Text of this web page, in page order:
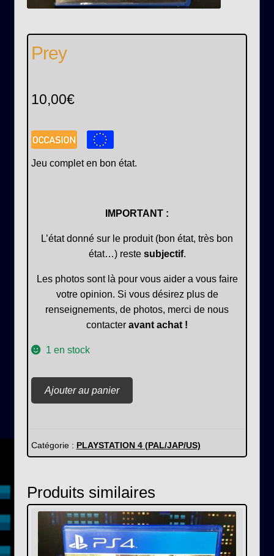
Prey
10,00€
Jeu complet en bon état.
IMPORTANT :
L’état donné sur le produit (bon état, très bon
état…) reste subjectif.
Les photos sont là pour vous aider a vous faire
votre opinion. Si vous désirez plus de
renseignements, de photos, merci de nous
contacter avant achat !
1 en stock
de
Ajouter au panier
Catégorie : PLAYSTATION 4 (PAL/JAP/US)
Produits similaires